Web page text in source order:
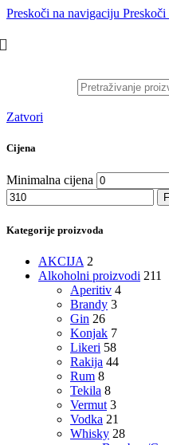
Preskoči na navigaciju Preskoči
Zatvori
Cijena
Minimalna cijena
Kategorije proizvoda
AKCIJA 2
Alkoholni proizvodi 211
Aperitiv 4
Brandy 3
Gin 26
Konjak 7
Likeri 58
Rakija 44
Rum 8
Tekila 8
Vermut 3
Vodka 21
Whisky 28